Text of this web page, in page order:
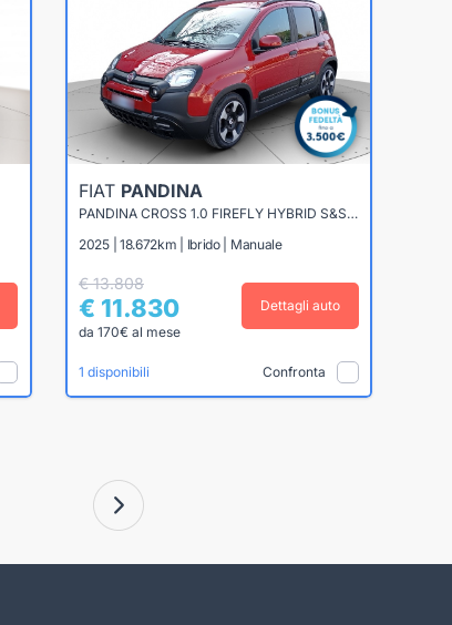
FIAT PANDINA
PANDINA CROSS 1.0 FIREFLY HYBRID S&S 70CV
2025 | 18.672km | Ibrido | Manuale
€ 13.808
€ 11.830
da 170€ al mese
Dettagli auto
1 disponibili Confronta